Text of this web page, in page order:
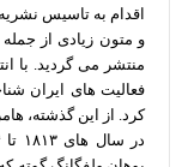
و متون زیادی از
فعالیت های ایران
کرد. از این گذشته،